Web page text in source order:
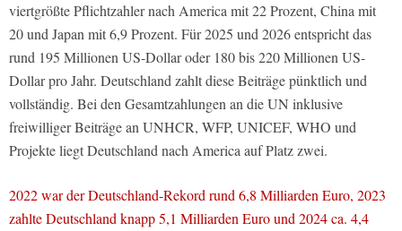
viertgrößte Pflichtzahler nach America mit 22 Prozent, China mit
20 und Japan mit 6,9 Prozent. Für 2025 und 2026 entspricht das
rund 195 Millionen US-Dollar oder 180 bis 220 Millionen US-
Dollar pro Jahr. Deutschland zahlt diese Beiträge pünktlich und
vollständig. Bei den Gesamtzahlungen an die UN inklusive
freiwilliger Beiträge an UNHCR, WFP, UNICEF, WHO und
Projekte liegt Deutschland nach America auf Platz zwei.
2022 war der Deutschland-Rekord rund 6,8 Milliarden Euro, 2023
zahlte Deutschland knapp 5,1 Milliarden Euro und 2024 ca. 4,4